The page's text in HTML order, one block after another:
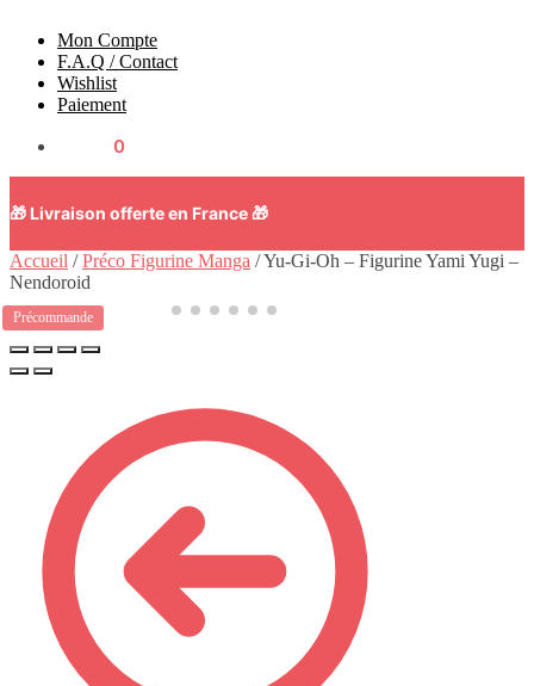
Mon Compte
F.A.Q / Contact
Wishlist
Paiement
0
🎁 Livraison offerte en France 🎁
Accueil /Préco Figurine Manga /Yu-Gi-Oh – Figurine Yami Yugi –
Nendoroid
Précommande